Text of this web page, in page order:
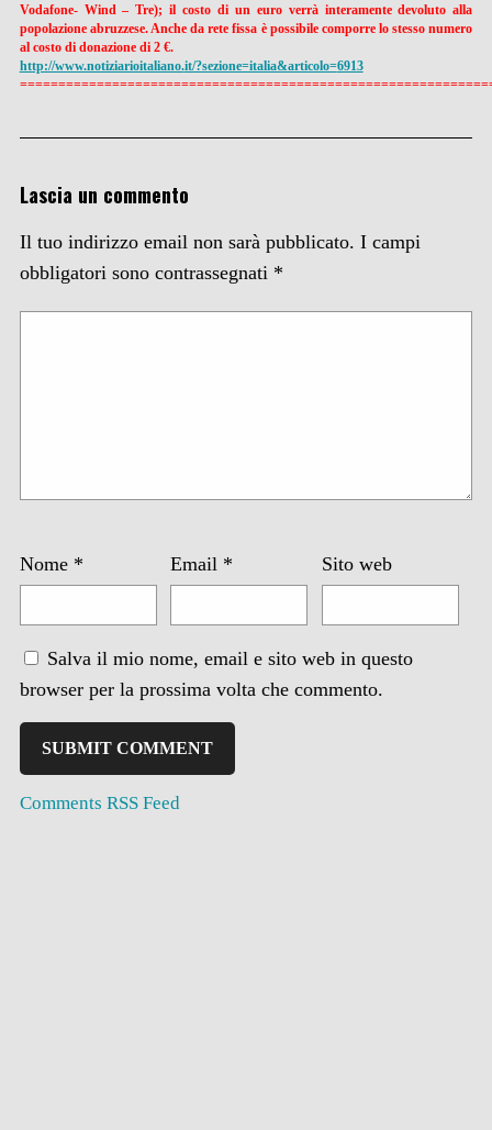
Vodafone- Wind – Tre); il costo di un euro verrà interamente devoluto alla
popolazione abruzzese. Anche da rete fissa è possibile comporre lo stesso numero
al costo di donazione di 2 €.
http://www.notiziarioitaliano.it/?sezione=italia&articolo=6913
=================================================
Lascia un commento
Il tuo indirizzo email non sarà pubblicato. I campi
obbligatori sono contrassegnati *
Nome * Email * Sito web
Salva il mio nome, email e sito web in questo
browser per la prossima volta che commento.
Comments RSS Feed